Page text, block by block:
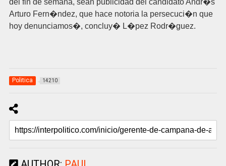
del fin de semana, sean publicidad del candidato Andr�s
Arturo Fern�ndez, que hace notoria la persecuci�n que
hoy denunciamos�, concluy� L�pez Rodr�guez.
Politica 14210